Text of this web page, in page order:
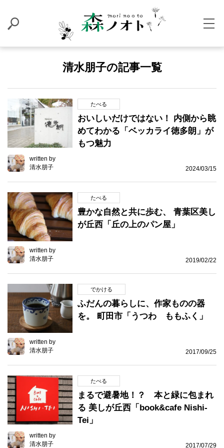
清水朋子の記事一覧
たべる
おいしいだけではない！ 内側から眺
めてわかる「ベッカライ徳多朗」が
もつ魅力
written by
清水朋子
2024/03/15
たべる
豊かな自然と共に歩む、 青葉区美し
が丘西「丘の上のパン屋」
written by
清水朋子
2019/02/22
でかける
ふだんの暮らしに、作家ものの器
を。 町田市「うつわ ももふく」
written by
清水朋子
2017/09/25
たべる
まるで避暑地！？ 本と緑に包まれ
る 美しが丘西「book&cafe Nishi-
Tei」
written by
清水朋子
2017/07/29